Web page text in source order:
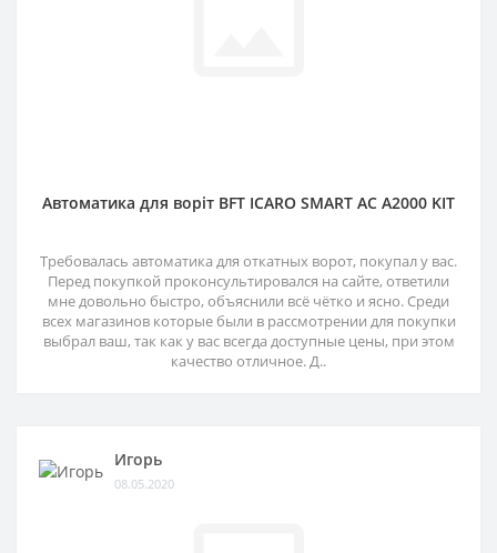
Автоматика для воріт BFT ICARO SMART AC A2000 KIT
Требовалась автоматика для откатных ворот, покупал у вас.
Перед покупкой проконсультировался на сайте, ответили
мне довольно быстро, объяснили всё чётко и ясно. Среди
всех магазинов которые были в рассмотрении для покупки
выбрал ваш, так как у вас всегда доступные цены, при этом
качество отличное. Д..
Игорь
08.05.2020